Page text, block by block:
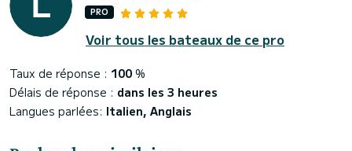
PRO
Voir tous les bateaux de ce pro
Taux de réponse : 100 %
Délais de réponse : dans les 3 heures
Langues parlées: Italien, Anglais